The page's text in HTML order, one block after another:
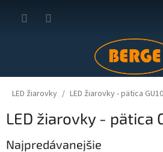
LED žiarovky LED žiarovky - pätica GU10
LED žiarovky - pätica
Najpredávanejšie